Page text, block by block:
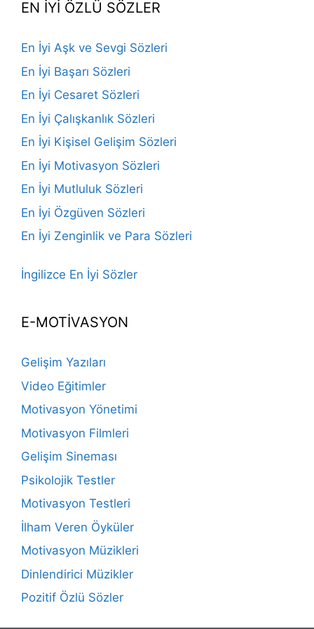
EN İYİ ÖZLÜ SÖZLER
En İyi Aşk ve Sevgi Sözleri
En İyi Başarı Sözleri
En İyi Cesaret Sözleri
En İyi Çalışkanlık Sözleri
En İyi Kişisel Gelişim Sözleri
En İyi Motivasyon Sözleri
En İyi Mutluluk Sözleri
En İyi Özgüven Sözleri
En İyi Zenginlik ve Para Sözleri
İngilizce En İyi Sözler
E-MOTİVASYON
Gelişim Yazıları
Video Eğitimler
Motivasyon Yönetimi
Motivasyon Filmleri
Gelişim Sineması
Psikolojik Testler
Motivasyon Testleri
İlham Veren Öyküler
Motivasyon Müzikleri
Dinlendirici Müzikler
Pozitif Özlü Sözler